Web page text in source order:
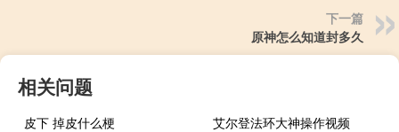
下一篇
原神怎么知道封多久
相关问题
皮下 掉皮什么梗
艾尔登法环大神操作视频